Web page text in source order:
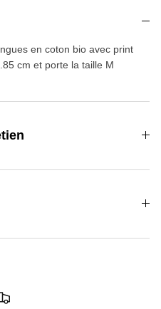
en coton bio avec print
cm et porte la taille M